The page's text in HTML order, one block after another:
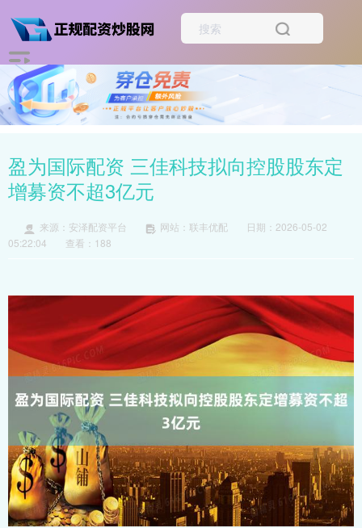
盈为国际配资 三佳科技拟向控股股东定
增募资不超3亿元
来源：安泽配资平台 网站：联丰优配
日期：2026-05-02
05:22:04
查看：188